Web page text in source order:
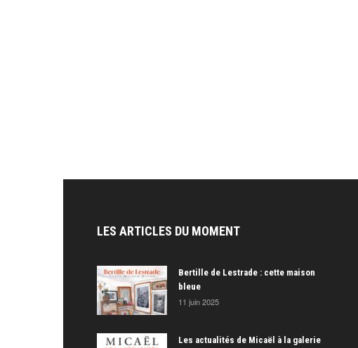
LES ARTICLES DU MOMENT
Bertille de Lestrade : cette maison
bleue
11 juin 2025
Les actualités de Micaël à la galerie